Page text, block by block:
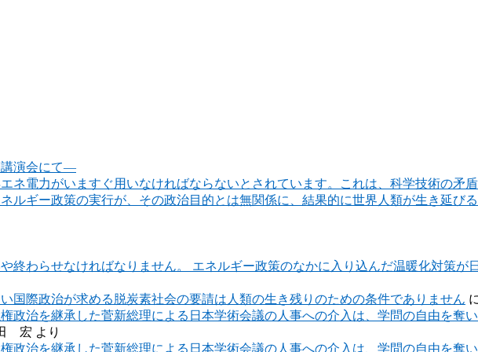
演会にて―
ネ電力がいますぐ用いなければならないとされています。これは、科学技術の矛
ルギー政策の実行が、その政治目的とは無関係に、結果的に世界人類が生き延び
終わらせなければなりません。 エネルギー政策のなかに入り込んだ温暖化対策
国際政治が求める脱炭素社会の要請は人類の生き残りのための条件でありません
政治を継承した菅新総理による日本学術会議の人事への介入は、学問の自由を奪
宏 より
政治を継承した菅新総理による日本学術会議の人事への介入は、学問の自由を奪